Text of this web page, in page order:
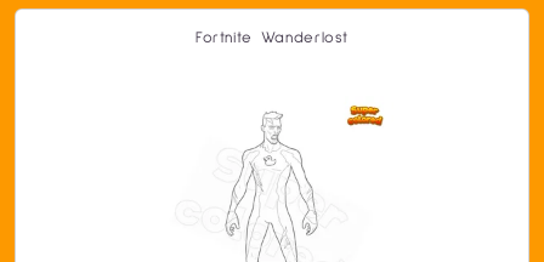
Fortnite Wanderlost